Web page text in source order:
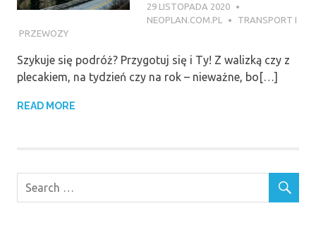
29 LISTOPADA 2020
NEOPLAN.COM.PL
TRANSPORT I
PRZEWOZY
Szykuje się podróż? Przygotuj się i Ty! Z walizką czy z
plecakiem, na tydzień czy na rok – nieważne, bo[…]
READ MORE